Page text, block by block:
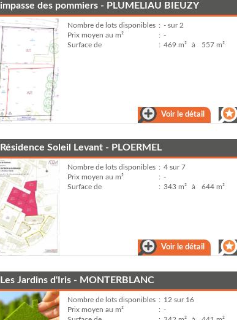
impasse des pommiers - PLUMELIAU BIEUZY
Nombre de lots disponibles : - sur 2
Prix moyen au m²
: -
Surface de
: 469 m² à 557 m²
Voir le détail
Résidence Soleil Levant - PLOERMEL
Nombre de lots disponibles : 4 sur 7
Prix moyen au m²
: -
Surface de
: 343 m² à 644 m²
Voir le détail
Les Jardins d'Iris - MONTERBLANC
Nombre de lots disponibles : 12 sur 16
Prix moyen au m²
: -